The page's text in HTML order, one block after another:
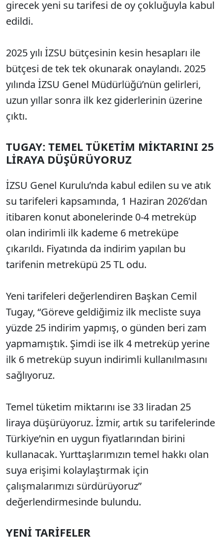
girecek yeni su tarifesi de oy çokluğuyla kabul
edildi.
2025 yılı İZSU bütçesinin kesin hesapları ile
bütçesi de tek tek okunarak onaylandı. 2025
yılında İZSU Genel Müdürlüğü’nün gelirleri,
uzun yıllar sonra ilk kez giderlerinin üzerine
çıktı.
TUGAY: TEMEL TÜKETİM MİKTARINI 25
LİRAYA DÜŞÜRÜYORUZ
İZSU Genel Kurulu’nda kabul edilen su ve atık
su tarifeleri kapsamında, 1 Haziran 2026’dan
itibaren konut abonelerinde 0-4 metreküp
olan indirimli ilk kademe 6 metreküpe
çıkarıldı. Fiyatında da indirim yapılan bu
tarifenin metreküpü 25 TL odu.
Yeni tarifeleri değerlendiren Başkan Cemil
Tugay, “Göreve geldiğimiz ilk mecliste suya
yüzde 25 indirim yapmış, o günden beri zam
yapmamıştık. Şimdi ise ilk 4 metreküp yerine
ilk 6 metreküp suyun indirimli kullanılmasını
sağlıyoruz.
Temel tüketim miktarını ise 33 liradan 25
liraya düşürüyoruz. İzmir, artık su tarifelerinde
Türkiye’nin en uygun fiyatlarından birini
kullanacak. Yurttaşlarımızın temel hakkı olan
suya erişimi kolaylaştırmak için
çalışmalarımızı sürdürüyoruz”
değerlendirmesinde bulundu.
YENİ TARİFELER